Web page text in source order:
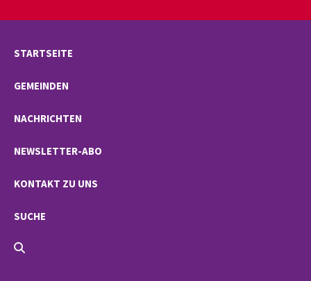
STARTSEITE
GEMEINDEN
NACHRICHTEN
NEWSLETTER-ABO
KONTAKT ZU UNS
SUCHE